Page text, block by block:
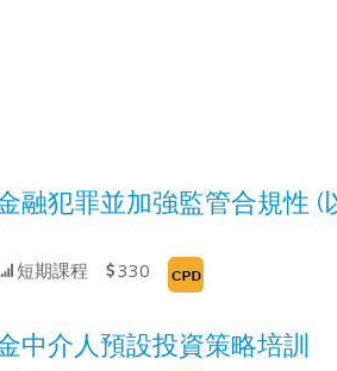
融犯罪並加強監管合規性 (
短期課程 330
中介人預設投資策略培訓